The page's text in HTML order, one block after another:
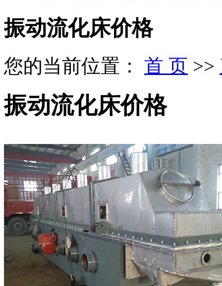
振动流化床价格
您的当前位置： 首 页 >>
振动流化床价格